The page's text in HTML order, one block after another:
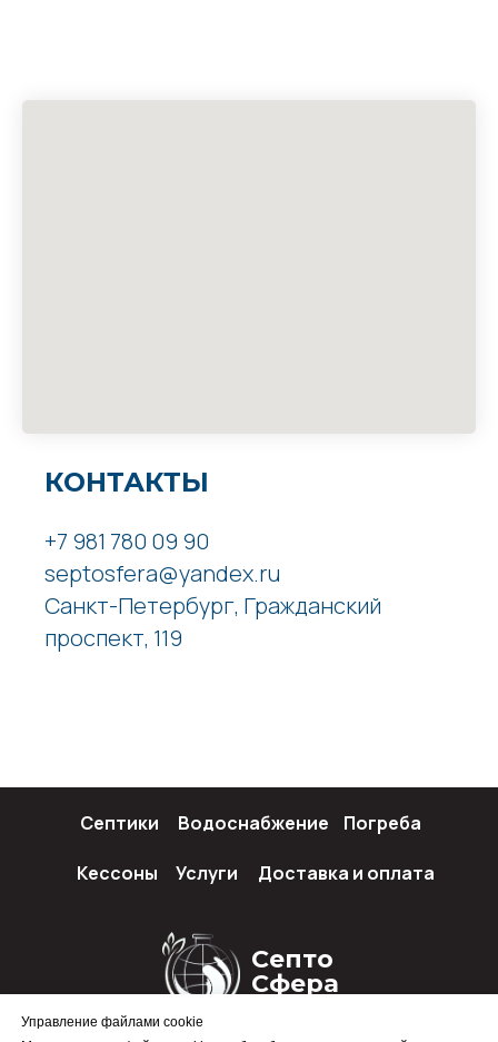
Управление файлами cookie
КОНТАКТЫ
+7 981 780 09 90
septosfera@yandex.ru
Санкт-Петербург, Гражданский
проспект, 119
Септо
Сфера
Септики Водоснабжение Погреба
Кессоны Услуги Доставка и оплата